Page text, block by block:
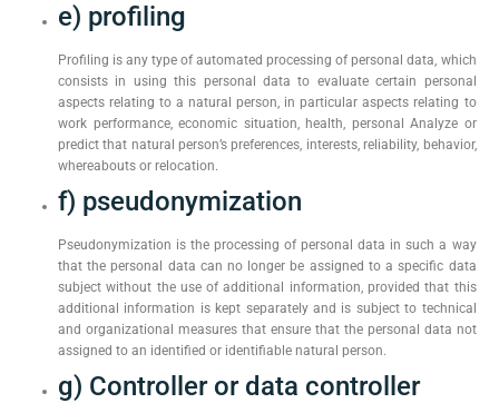
e) profiling
Profiling is any type of automated processing of personal data, which
consists in using this personal data to evaluate certain personal
aspects relating to a natural person, in particular aspects relating to
work performance, economic situation, health, personal Analyze or
predict that natural person’s preferences, interests, reliability, behavior,
whereabouts or relocation.
f) pseudonymization
Pseudonymization is the processing of personal data in such a way
that the personal data can no longer be assigned to a specific data
subject without the use of additional information, provided that this
additional information is kept separately and is subject to technical
and organizational measures that ensure that the personal data not
assigned to an identified or identifiable natural person.
g) Controller or data controller